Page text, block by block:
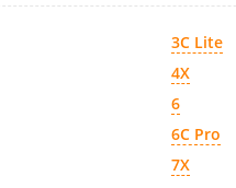
3C Lite
4X
6
6C Pro
7X